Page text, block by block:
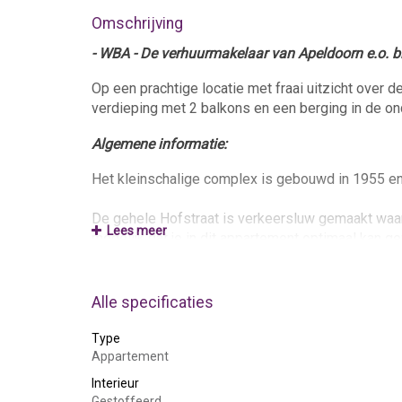
Omschrijving
- WBA - De verhuurmakelaar van Apeldoorn e.o.
Op een prachtige locatie met fraai uitzicht over
verdieping met 2 balkons en een berging in de
Algemene informatie:
Het kleinschalige complex is gebouwd in 1955
De gehele Hofstraat is verkeersluw gemaakt
mogelijk dat je in dit appartement optimaal kan
zodat u de woning direct kunt betrekken.
De woning is goed bereikbaar met veel
loopafstand van een supermarkt en loopafstand
omgeving op slechts 7 minuten rijden.
Lees meer
Alle specificaties
Type
Appartement
Interieur